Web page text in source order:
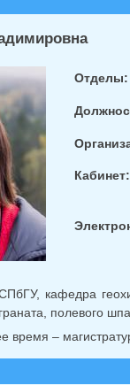
Отделы:
Кабинет:
кафедра
полевого
время –